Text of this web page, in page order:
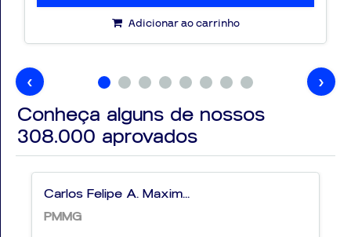
Adicionar ao carrinho
‹
›
Conheça alguns de nossos
308.000 aprovados
Carlos Felipe A. Maxim...
PMMG